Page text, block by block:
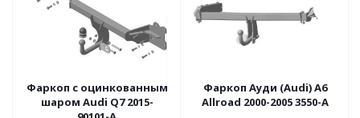
Фаркоп с оцинкованным
шаром Audi Q7 2015-
Фаркоп Ауди (Audi) A6
Allroad 2000-2005 3550-A